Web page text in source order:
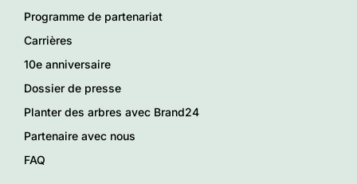
Programme de partenariat
Carrières
10e anniversaire
Dossier de presse
Planter des arbres avec Brand24
Partenaire avec nous
FAQ